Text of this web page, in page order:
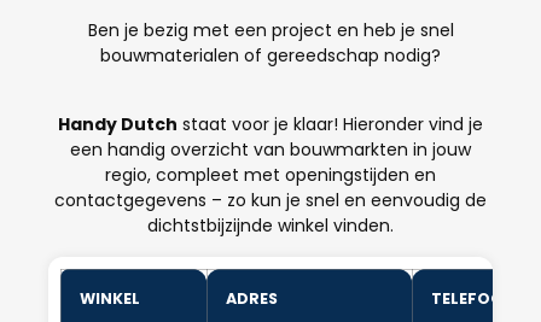
Ben je bezig met een project en heb je snel
bouwmaterialen of gereedschap nodig?
Handy Dutch staat voor je klaar! Hieronder vind je
een handig overzicht van bouwmarkten in jouw
regio, compleet met openingstijden en
contactgegevens – zo kun je snel en eenvoudig de
dichtstbijzijnde winkel vinden.
WINKEL ADRES